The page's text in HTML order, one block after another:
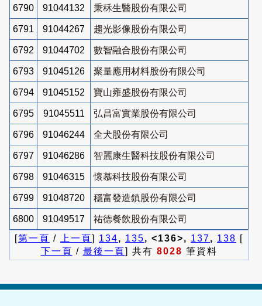
6790 91044132 秉秝生醫股份有限公司
6791 91044267 趨光影像股份有限公司
6792 91044702 數智融合股份有限公司
6793 91045126 聚量應用材料股份有限公司
6794 91045152 寶山雍盛股份有限公司
6795 91045511 弘昌富實業股份有限公司
6796 91046244 全犬股份有限公司
6797 91046286 智麗康生醫科技股份有限公司
6798 91046315 懷慕科技股份有限公司
6799 91048720 穩富發造鎮股份有限公司
6800 91049517
祐德餐飲股份有限公司
[第一頁 / 上一頁] 134, 135, <136>, 137, 138 [
下一頁 / 最後一頁] 共有 8028 筆資料